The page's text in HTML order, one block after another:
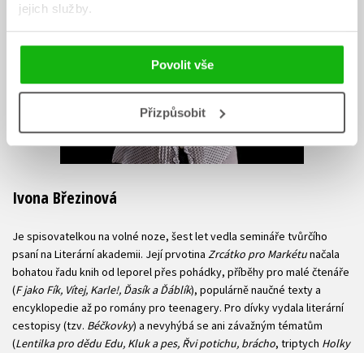
jejich služby.
Povolit vše
Přizpůsobit
Ivona Březinová
Je spisovatelkou na volné noze, šest let vedla semináře tvůrčího
psaní na Literární akademii. Její prvotina Zrcátko pro Markétunačala
bohatou řadu knih od leporel přes pohádky, příběhy pro malé čtenáře
(F jako Fík, Vítej, Karle!, Ďasík a Ďáblík), populárně naučné texty a
encyklopedie až po romány pro teenagery. Pro dívky vydala literární
cestopisy (tzv. Béčkovky) a nevyhýbá se ani závažným tématům
(Lentilka pro dědu Edu, Kluk a pes, Řvi potichu, brácho, triptych Holky